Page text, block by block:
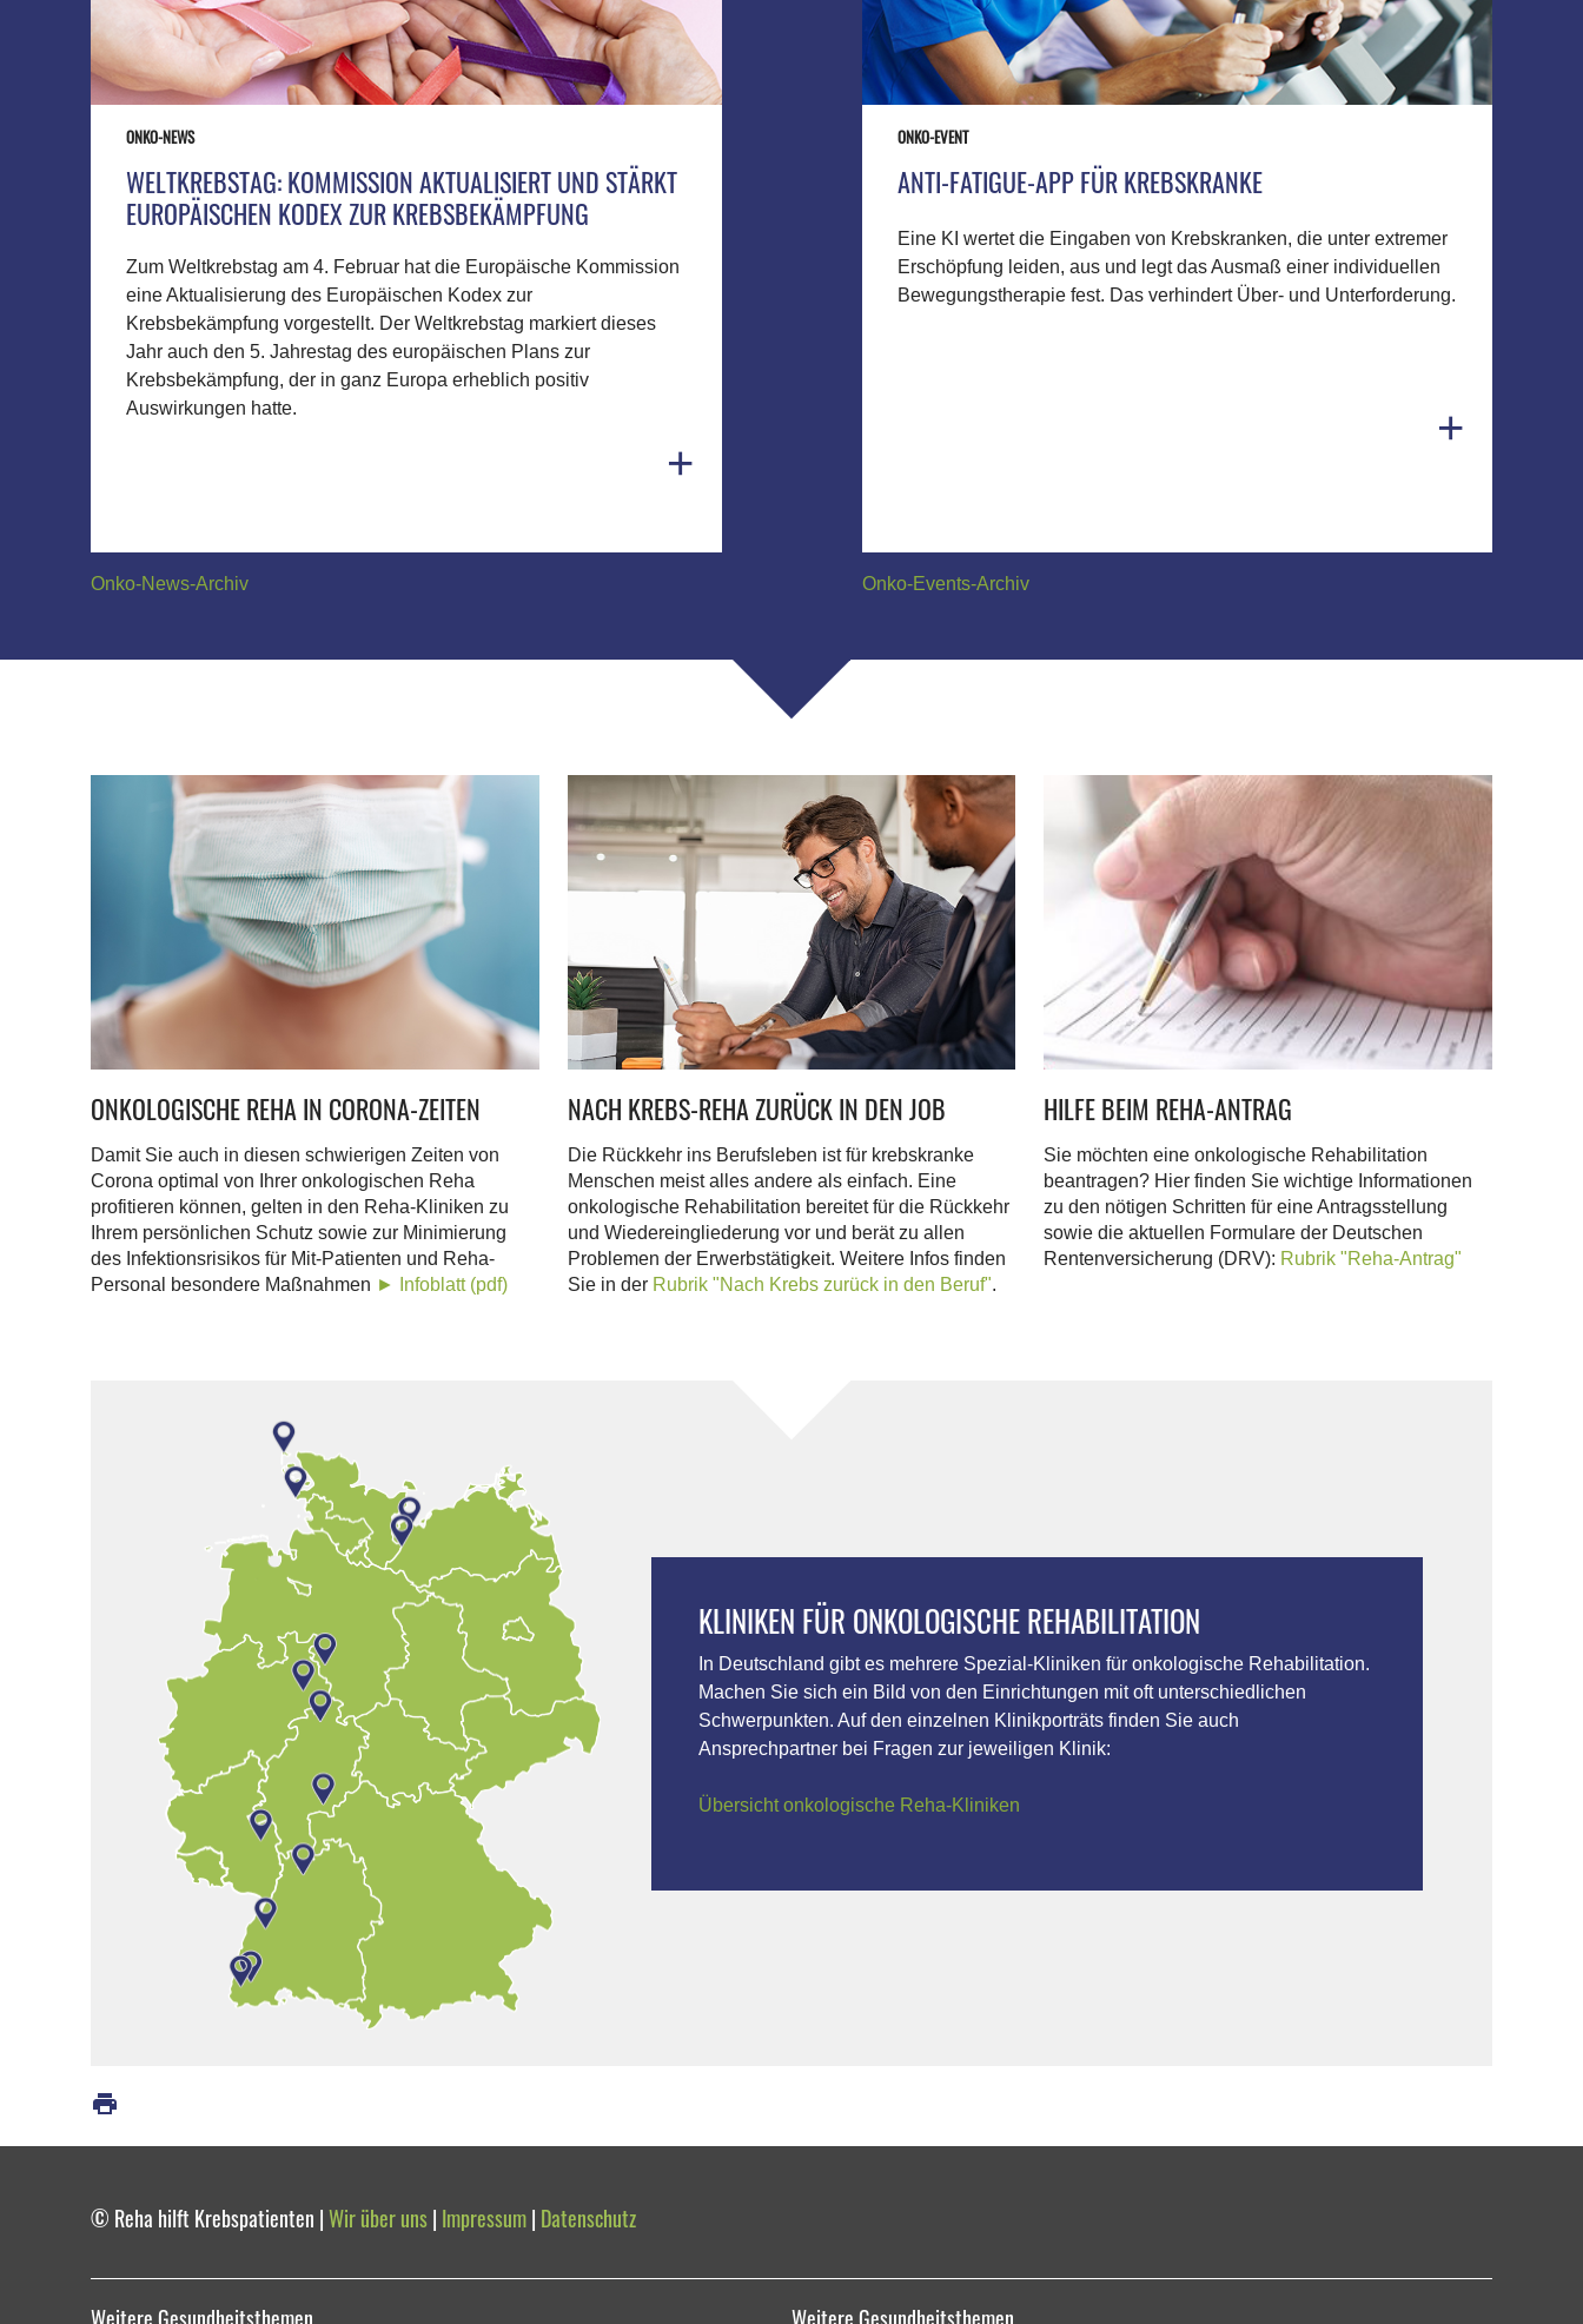
ONKO-NEWS
WELTKREBSTAG: KOMMISSION AKTUALISIERT UND STÄRKT
EUROPÄISCHEN KODEX ZUR KREBSBEKÄMPFUNG
Zum Weltkrebstag am 4. Februar hat die Europäische Kommission
eine Aktualisierung des Europäischen Kodex zur
Krebsbekämpfung vorgestellt. Der Weltkrebstag markiert dieses
Jahr auch den 5. Jahrestag des europäischen Plans zur
Krebsbekämpfung, der in ganz Europa erheblich positiv
Auswirkungen hatte.
+
Onko-News-Archiv
ONKO-EVENT
ANTI-FATIGUE-APP FÜR KREBSKRANKE
Eine KI wertet die Eingaben von Krebskranken, die unter extremer
Erschöpfung leiden, aus und legt das Ausmaß einer individuellen
Bewegungstherapie fest. Das verhindert Über- und Unterforderung.
+
Onko-Events-Archiv
ONKOLOGISCHE REHA IN CORONA-ZEITEN
Damit Sie auch in diesen schwierigen Zeiten von
Corona optimal von Ihrer onkologischen Reha
profitieren können, gelten in den Reha-Kliniken zu
Ihrem persönlichen Schutz sowie zur Minimierung
des Infektionsrisikos für Mit-Patienten und Reha-
Personal besondere Maßnahmen ► Infoblatt (pdf)
NACH KREBS-REHA ZURÜCK IN DEN JOB
Die Rückkehr ins Berufsleben ist für krebskranke
Menschen meist alles andere als einfach. Eine
onkologische Rehabilitation bereitet für die Rückkehr
und Wiedereingliederung vor und berät zu allen
Problemen der Erwerbstätigkeit. Weitere Infos finden
Sie in der Rubrik "Nach Krebs zurück in den Beruf".
HILFE BEIM REHA-ANTRAG
Sie möchten eine onkologische Rehabilitation
beantragen? Hier finden Sie wichtige Informationen
zu den nötigen Schritten für eine Antragsstellung
sowie die aktuellen Formulare der Deutschen
Rentenversicherung (DRV): Rubrik "Reha-Antrag"
KLINIKEN FÜR ONKOLOGISCHE REHABILITATION
In Deutschland gibt es mehrere Spezial-Kliniken für onkologische Rehabilitation.
Machen Sie sich ein Bild von den Einrichtungen mit oft unterschiedlichen
Schwerpunkten. Auf den einzelnen Klinikporträts finden Sie auch
Ansprechpartner bei Fragen zur jeweiligen Klinik:
Übersicht onkologische Reha-Kliniken
© Reha hilft Krebspatienten |Wir über uns| Impressum| Datenschutz